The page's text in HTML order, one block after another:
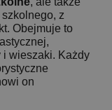
z
Obejmuje to
i wieszaki. Każdy
on